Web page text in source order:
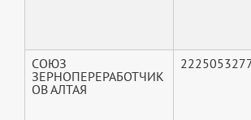
СОЮЗ
ЗЕРНОПЕРЕРАБОТЧИК
ОВ АЛТАЯ